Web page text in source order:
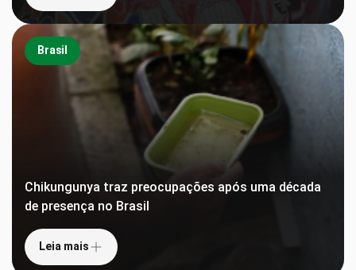
Brasil
Chikungunya traz preocupações após uma década
de presença no Brasil
Leia mais